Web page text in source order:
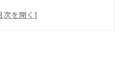
点「結露・カビ・騒音」を